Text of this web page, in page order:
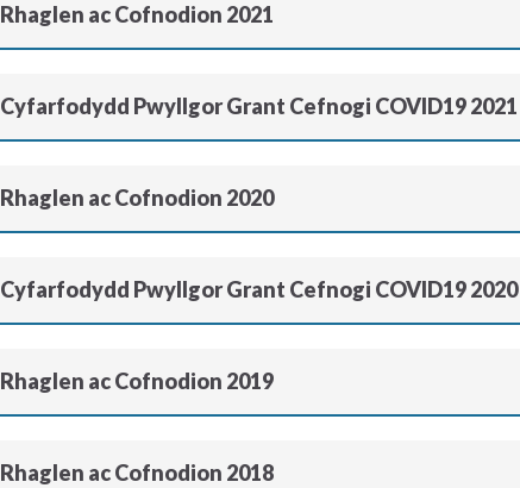
Rhaglen ac Cofnodion 2021
Cyfarfodydd Pwyllgor Grant Cefnogi COVID19 2021
Rhaglen ac Cofnodion 2020
Cyfarfodydd Pwyllgor Grant Cefnogi COVID19 2020
Rhaglen ac Cofnodion 2019
Rhaglen ac Cofnodion 2018